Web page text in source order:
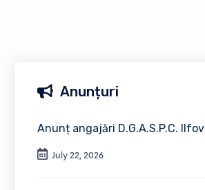
Anunțuri
Anunț angajări D.G.A.S.P.C. Ilfov
July 22, 2026